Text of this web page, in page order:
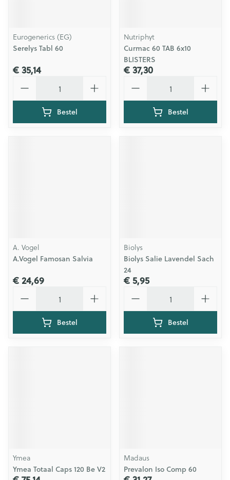
Eurogenerics (EG)
Serelys Tabl 60
€ 35,14
Bestel
Nutriphyt
Curmac 60 TAB 6x10
BLISTERS
€ 37,30
Bestel
A. Vogel
A.Vogel Famosan Salvia
€ 24,69
Bestel
Biolys
Biolys Salie Lavendel Sach
24
€ 5,95
Bestel
Ymea
Ymea Totaal Caps 120 Be V2
Madaus
Prevalon Iso Comp 60